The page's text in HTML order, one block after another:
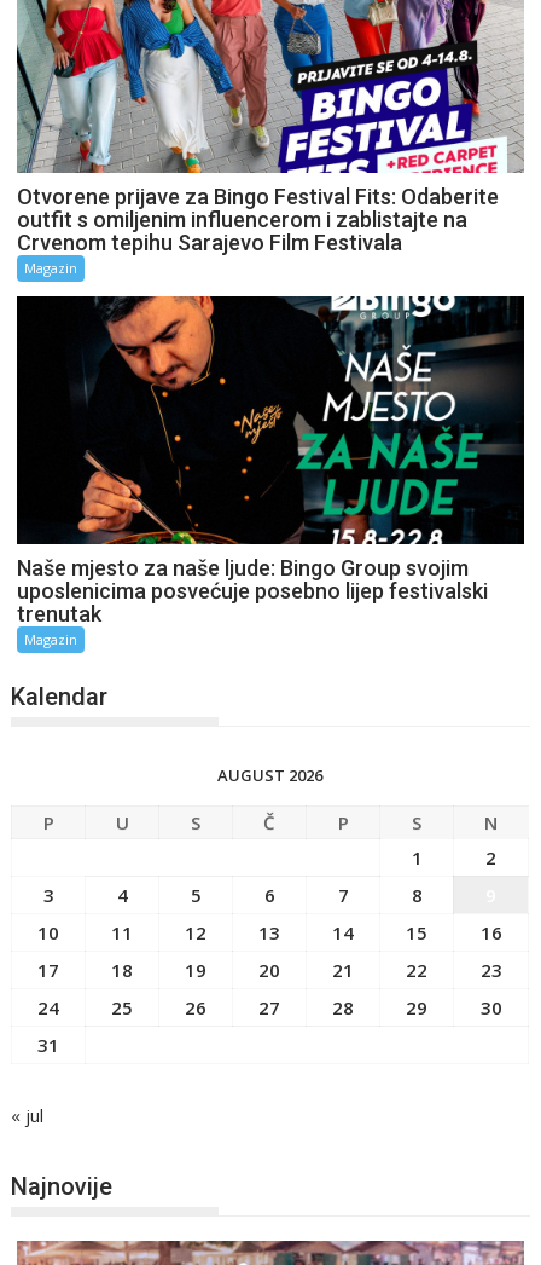
Otvorene prijave za Bingo Festival Fits: Odaberite
outfit s omiljenim influencerom i zablistajte na
Crvenom tepihu Sarajevo Film Festivala
Magazin
Naše mjesto za naše ljude: Bingo Group svojim
uposlenicima posvećuje posebno lijep festivalski
trenutak
Magazin
Kalendar
AUGUST 2026
P U S Č P S
N
1
2
3
4 5 6 7 8
10
11 12 13 14 15
16
17
18 19 20 21 22
23
24
25 26 27 28 29
30
31
« jul
Najnovije